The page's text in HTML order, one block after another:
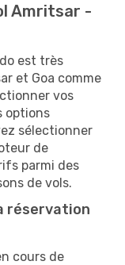
Amritsar -
est très
et Goa comme
vos
options
sélectionner
de
parmi des
de vols.
réservation
cours de